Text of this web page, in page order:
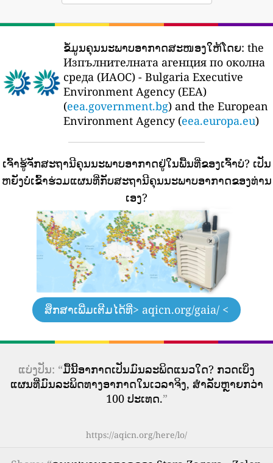
ຂໍ້ມູນຄຸນນະພາບອາກາດສະໜອງໃຫ້ໂດຍ: the
Изпълнителната агенция по околна
среда (ИАОС) - Bulgaria Executive
Environment Agency (EEA)
(eea.government.bg) and the European
Environment Agency (eea.europa.eu)
ເຈົ້າຮູ້ຈັກສະຖານີຄຸນນະພາບອາກາດຢູ່ໃນພື້ນທີ່ຂອງເຈົ້າບໍ? ເປັນ
ຫຍັງບໍ່ເຂົ້າຮ່ວມແຜນທີ່ກັບສະຖານີຄຸນນະພາບອາກາດຂອງທ່ານ
ເອງ?
ສຶກສາເພີ່ມເຕີມໄດ້ທີ່> aqicn.org/gaia/ <
ແບ່ງປັນ: “ມື້ນີ້ອາກາດເປັນມົນລະພິດແນວໃດ? ກວດເບິ່ງ
ແຜນທີ່ມົນລະພິດທາງອາກາດໃນເວລາຈິງ, ສໍາລັບຫຼາຍກວ່າ
100 ປະເທດ.”
https://aqicn.org/here/lo/